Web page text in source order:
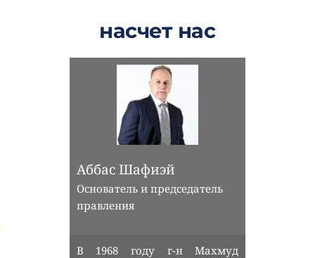
насчет нас
Аббас Шафиэй
Основатель и председатель
правления
В 1968 году г-н Махмуд